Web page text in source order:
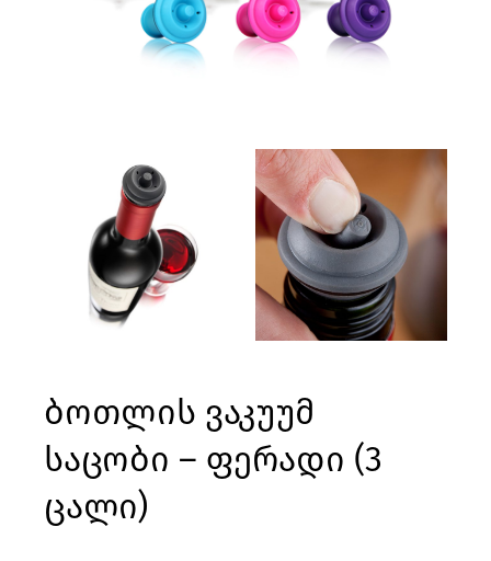
ბოთლის ვაკუუმ
საცობი – ფერადი (3
ცალი)